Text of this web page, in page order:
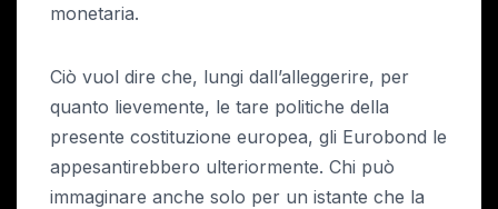
monetaria.
Ciò vuol dire che, lungi dall’alleggerire, per
quanto lievemente, le tare politiche della
presente costituzione europea, gli Eurobond le
appesantirebbero ulteriormente. Chi può
immaginare anche solo per un istante che la